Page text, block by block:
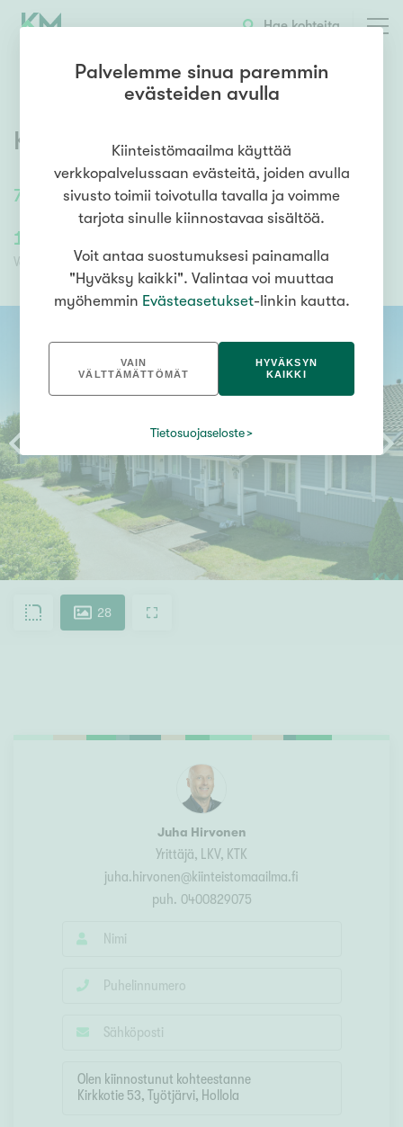
Hae kohteita
77 /77m² 3h, k, kph, s, erill. wc
Kirkkotie 53,Työtjärvi,Hollola
159 800,00 €
Velaton hinta Myyntihinta
28
Juha Hirvonen
Yrittäjä, LKV, KTK
juha.hirvonen@kiinteistomaailma.fi
puh. 0400829075
Palvelemme sinua paremmin
evästeiden avulla
Kiinteistömaailma käyttää
verkkopalvelussaan evästeitä, joiden avulla
sivusto toimii toivotulla tavalla ja voimme
tarjota sinulle kiinnostavaa sisältöä.
Voit antaa suostumuksesi painamalla
"Hyväksy kaikki". Valintaa voi muuttaa
myöhemmin Evästeasetukset-linkin kautta.
VAIN
VÄLTTÄMÄTTÖMÄT
HYVÄKSYN
KAIKKI
Tietosuojaseloste